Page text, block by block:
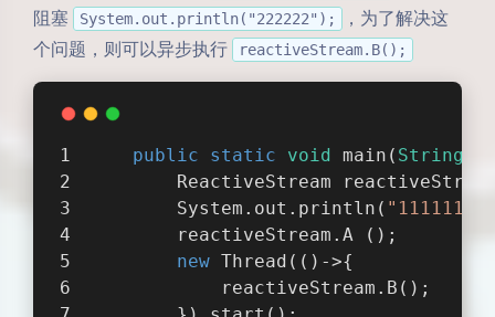
阻塞
System.out.println("222222");
，为了解决这
个问题，则可以异步执行
reactiveStream.B();
public static void main ( String
ReactiveStream
        System.out.println(
"111111"
        reactiveStream.A ();
new Thread(()->{
            reactiveStream.B();